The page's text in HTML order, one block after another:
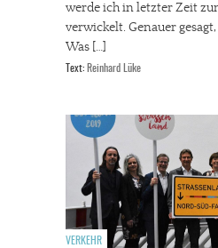
werde ich in letzter Zeit
verwickelt. Genauer
Was […]
Text: Reinhard Lüke
VERKEHR